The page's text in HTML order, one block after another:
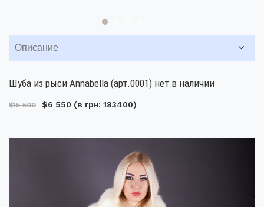
Описание
Шуба из рыси Annabella (арт.0001) нет в наличии
$15 500 $6 550 (в грн: 183400)